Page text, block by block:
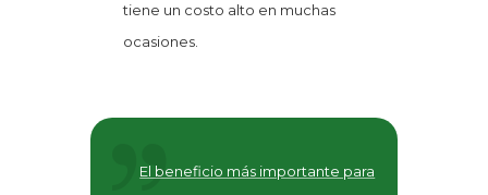
tiene un costo alto en muchas
ocasiones.
El beneficio más importante para